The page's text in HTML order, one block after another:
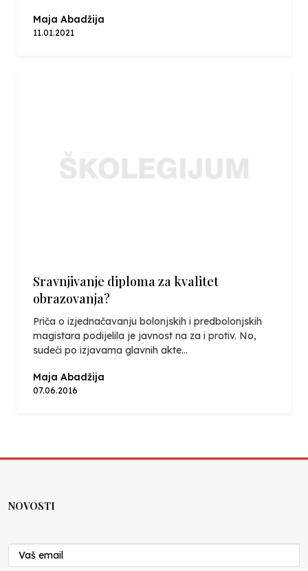
Maja Abadžija
11.01.2021
Sravnjivanje diploma za kvalitet
obrazovanja?
Priča o izjednačavanju bolonjskih i predbolonjskih
magistara podijelila je javnost na za i protiv. No,
sudeći po izjavama glavnih akte...
Maja Abadžija
07.06.2016
NOVOSTI